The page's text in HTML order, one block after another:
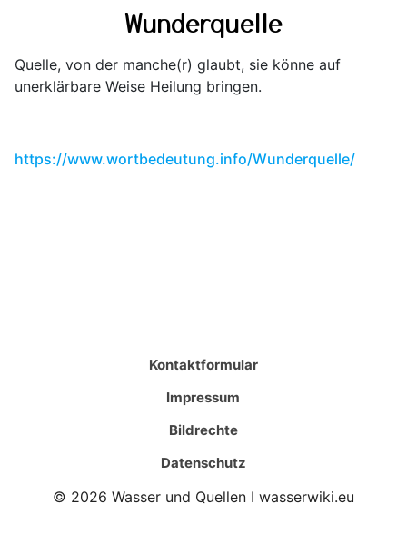
Wunderquelle
Quelle, von der manche(r) glaubt, sie könne auf
unerklärbare Weise Heilung bringen.
https://www.wortbedeutung.info/Wunderquelle/
Kontaktformular
Impressum
Bildrechte
Datenschutz
© 2026 Wasser und Quellen I wasserwiki.eu